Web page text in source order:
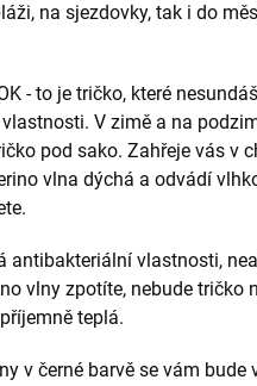
na sjezdovky, tak i do
- to je tričko, které
V zimě a na
pod sako. Zahřeje vás v
vlna dýchá a odvádí
antibakteriální vlastnosti,
vlny zpotíte, nebude tričko
teplá.
v černé barvě se vám